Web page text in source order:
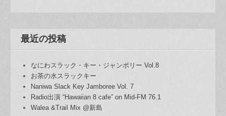
最近の投稿
なにわスラック・キー・ジャンボリー Vol.8
お茶の水スラックキー
Naniwa Slack Key Jamboree Vol. 7
Radio出演 “Hawaiian 8 cafe” on Mid-FM 76.1
Walea &Trail Mix @新島